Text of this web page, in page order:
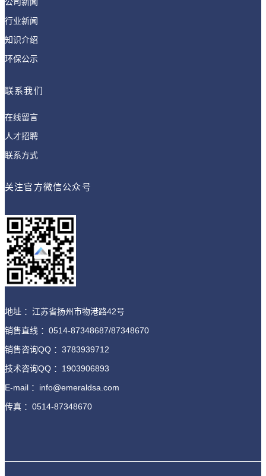
行业新闻
知识介绍
环保公示
联系我们
在线留言
人才招聘
联系方式
关注官方微信公众号
地址 ：江苏省扬州市物港路42号
销售直线 ：0514-87348687/87348670
销售咨询QQ ：3783939712
技术咨询QQ ：1903906893
E-mail ：info@emeraldsa.com
传真 ：0514-87348670